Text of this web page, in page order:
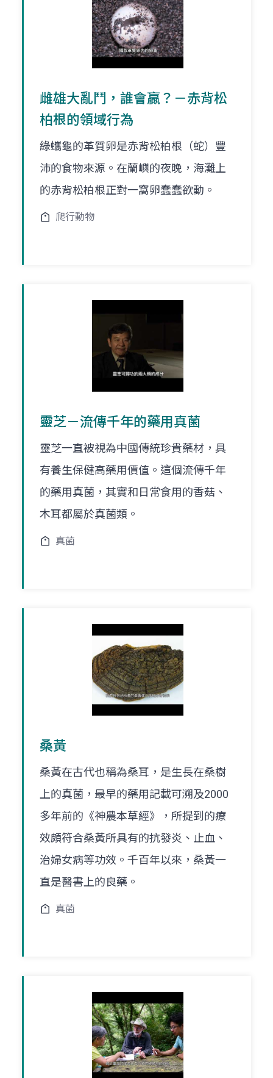
雌雄大亂鬥，誰會贏？－赤背松
柏根的領域行為
綠蠵龜的革質卵是赤背松柏根（蛇）豐
沛的食物來源。在蘭嶼的夜晚，海灘上
的赤背松柏根正對一窩卵蠢蠢欲動。
爬行動物
靈芝－流傳千年的藥用真菌
靈芝一直被視為中國傳統珍貴藥材，具
有養生保健高藥用價值。這個流傳千年
的藥用真菌，其實和日常食用的香菇、
木耳都屬於真菌類。
真菌
桑黃
桑黃在古代也稱為桑耳，是生長在桑樹
上的真菌，最早的藥用記載可溯及2000
多年前的《神農本草經》，所提到的療
效頗符合桑黃所具有的抗發炎、止血、
治婦女病等功效。千百年以來，桑黃一
直是醫書上的良藥。
真菌